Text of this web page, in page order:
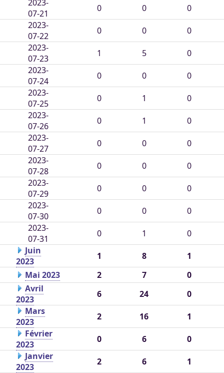
2023-
07-21
0 0
0
2023-
07-22
0 0
0
2023-
07-23
1 5
0
2023-
07-24
0 0
0
2023-
07-25
0 1
0
2023-
07-26
0 1
0
2023-
07-27
0 0
0
2023-
07-28
0 0
0
2023-
07-29
0 0
0
2023-
07-30
0 0
0
2023-
07-31
0 1
0
Juin
2023
1 8
1
Mai 2023
2 7
0
Avril
2023
6 24
0
Mars
2023
2 16
1
Février
2023
0 6
0
Janvier
2023
2 6
1